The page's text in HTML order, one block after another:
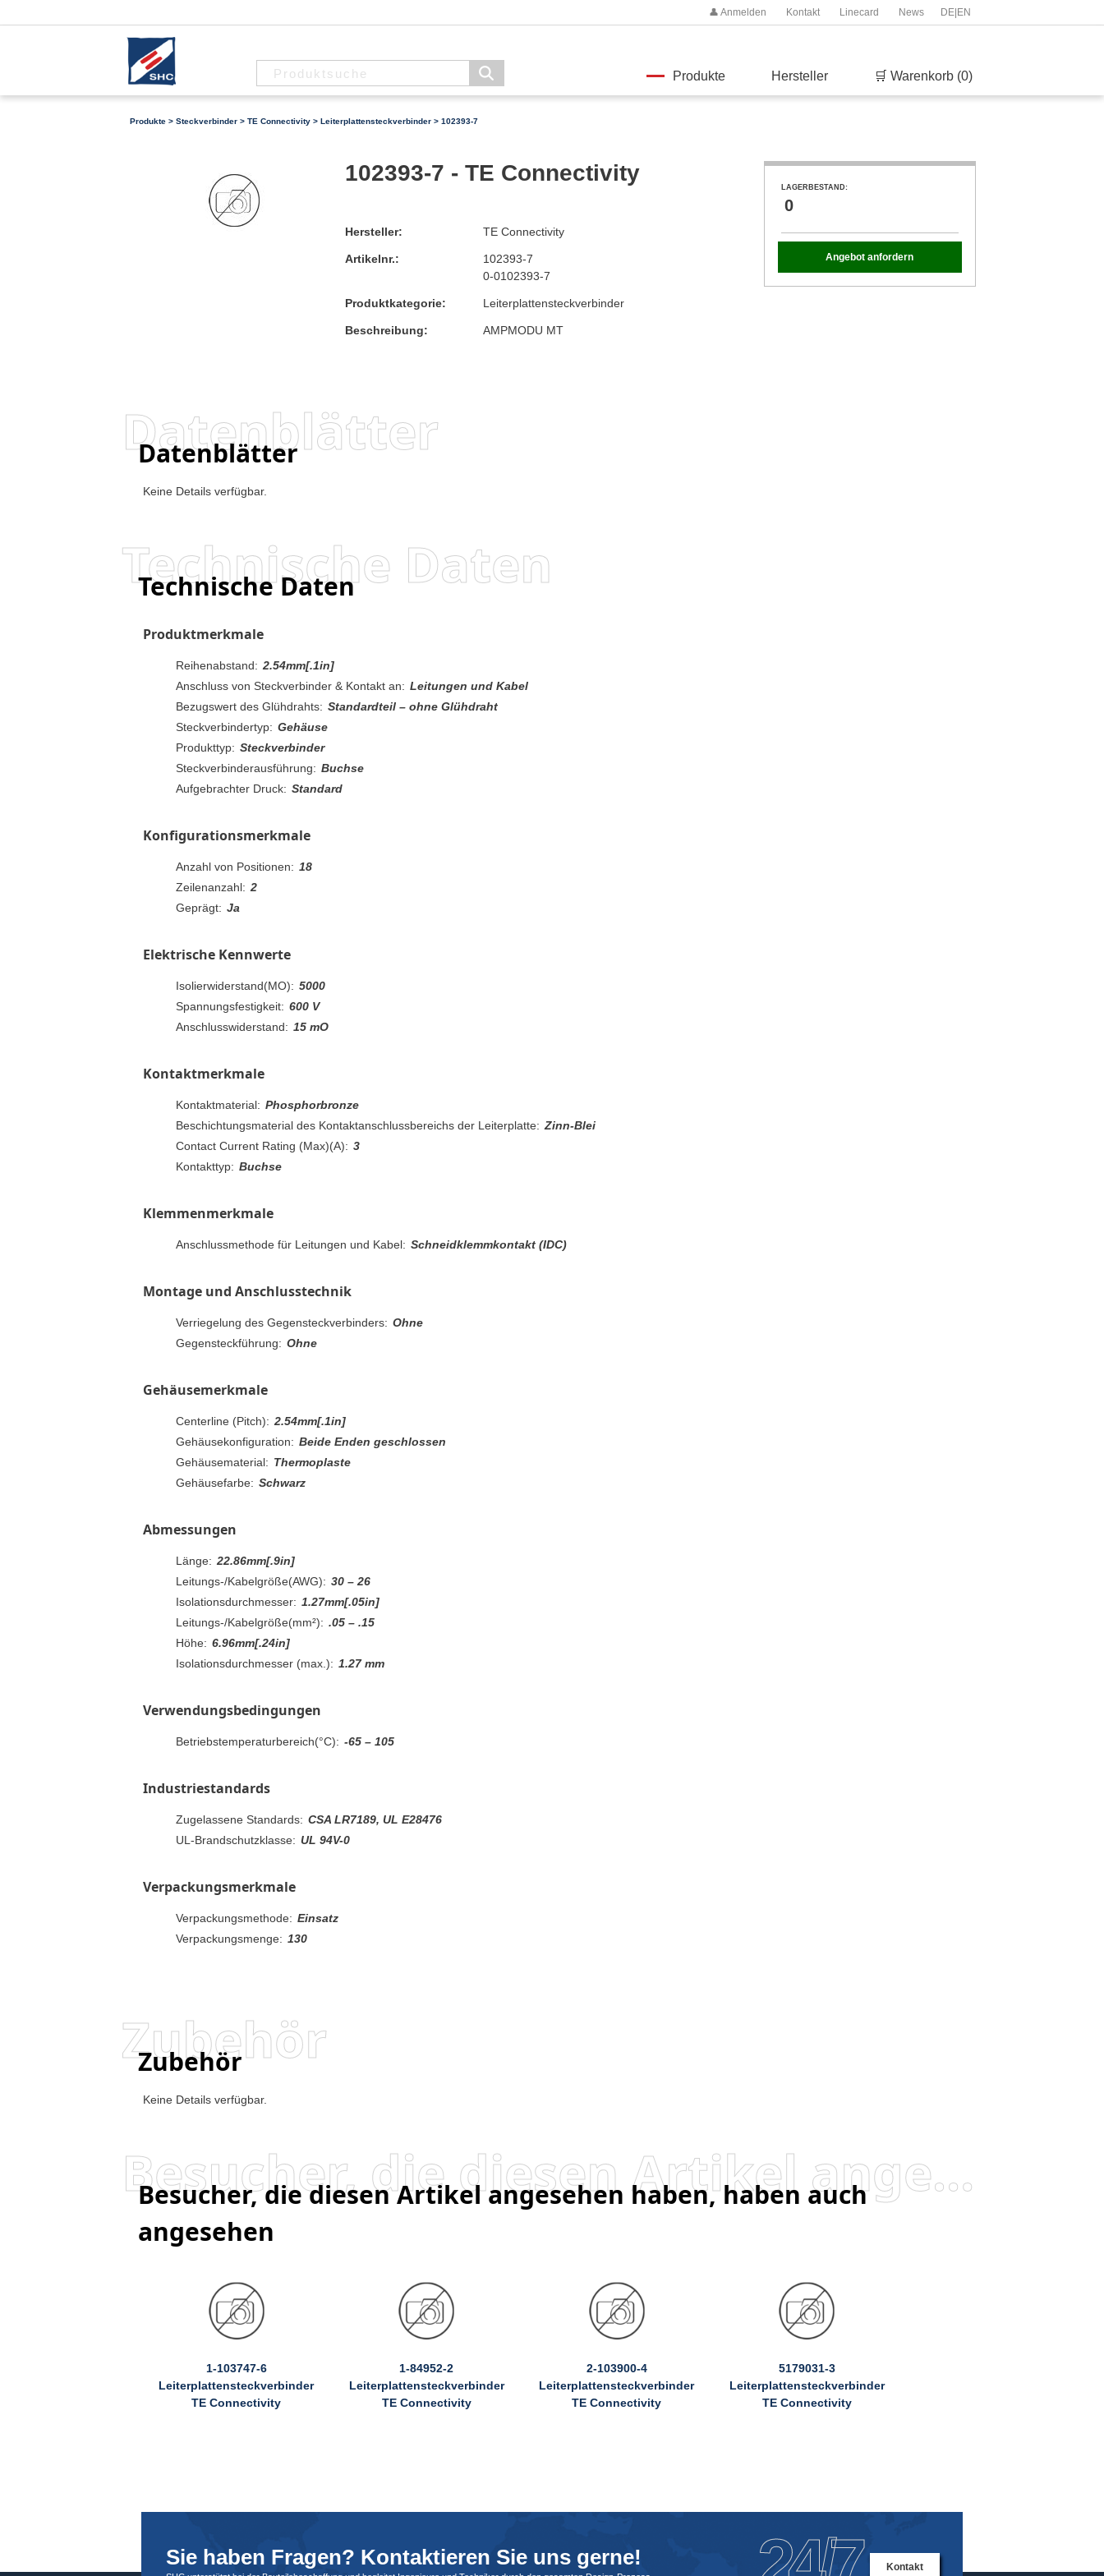
DE| EN
👤 Anmelden Kontakt Linecard News
Produkte Hersteller 🛒 Warenkorb (0)
Produkte > Steckverbinder > TE Connectivity > Leiterplattensteckverbinder > 102393-7
102393-7 - TE Connectivity
Hersteller: TE Connectivity
Artikelnr.:
102393-7
0-0102393-7
Produktkategorie: Leiterplattensteckverbinder
Beschreibung: AMPMODU MT
LAGERBESTAND:
0
Angebot anfordern
Datenblätter
Datenblätter
Keine Details verfügbar.
Technische Daten
Technische Daten
Produktmerkmale
Reihenabstand: 2.54mm[.1in]
Anschluss von Steckverbinder & Kontakt an: Leitungen und Kabel
Bezugswert des Glühdrahts: Standardteil – ohne Glühdraht
Steckverbindertyp: Gehäuse
Produkttyp: Steckverbinder
Steckverbinderausführung: Buchse
Aufgebrachter Druck: Standard
Konfigurationsmerkmale
Anzahl von Positionen: 18
Zeilenanzahl: 2
Geprägt: Ja
Elektrische Kennwerte
Isolierwiderstand(MO): 5000
Spannungsfestigkeit: 600 V
Anschlusswiderstand: 15 mO
Kontaktmerkmale
Kontaktmaterial: Phosphorbronze
Beschichtungsmaterial des Kontaktanschlussbereichs der Leiterplatte: Zinn-Blei
Contact Current Rating (Max)(A): 3
Kontakttyp: Buchse
Klemmenmerkmale
Anschlussmethode für Leitungen und Kabel: Schneidklemmkontakt (IDC)
Montage und Anschlusstechnik
Verriegelung des Gegensteckverbinders: Ohne
Gegensteckführung: Ohne
Gehäusemerkmale
Centerline (Pitch): 2.54mm[.1in]
Gehäusekonfiguration: Beide Enden geschlossen
Gehäusematerial: Thermoplaste
Gehäusefarbe: Schwarz
Abmessungen
Länge: 22.86mm[.9in]
Leitungs-/Kabelgröße(AWG): 30 – 26
Isolationsdurchmesser: 1.27mm[.05in]
Leitungs-/Kabelgröße(mm²): .05 – .15
Höhe: 6.96mm[.24in]
Isolationsdurchmesser (max.): 1.27 mm
Verwendungsbedingungen
Betriebstemperaturbereich(°C): -65 – 105
Industriestandards
Zugelassene Standards: CSA LR7189, UL E28476
UL-Brandschutzklasse: UL 94V-0
Verpackungsmerkmale
Verpackungsmethode: Einsatz
Verpackungsmenge: 130
Zubehör
Zubehör
Keine Details verfügbar.
Besucher, die diesen Artikel angesehen haben, haben auch angesehen
Besucher, die diesen Artikel angesehen haben, haben auch
angesehen
1-103747-6
Leiterplattensteckverbinder
TE Connectivity
1-84952-2
Leiterplattensteckverbinder
TE Connectivity
2-103900-4
Leiterplattensteckverbinder
TE Connectivity
5179031-3
Leiterplattensteckverbinder
TE Connectivity
Sie haben Fragen? Kontaktieren Sie uns gerne! Kontakt